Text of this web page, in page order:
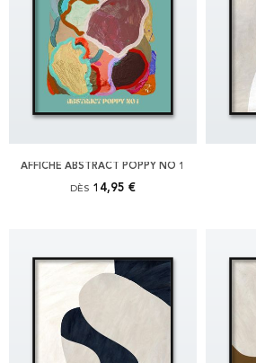
AFFICHE ABSTRACT POPPY NO 1
DÈS 14,95 €